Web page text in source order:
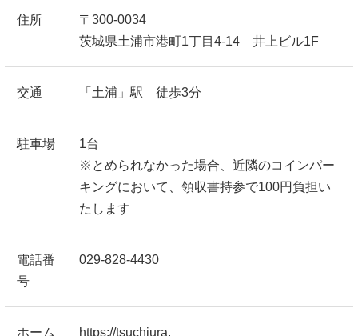
住所
〒300-0034
茨城県土浦市港町1丁目4-14 井上ビル1F
交通 「土浦」駅 徒歩3分
駐車場
1台
※とめられなかった場合、近隣のコインパー
キングにおいて、領収書持参で100円負担い
たします
電話番
号
029-828-4430
ホーム https://tsuchiura.